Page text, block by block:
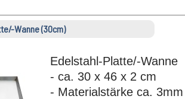
Wanne (30cm)
Edelstahl-Platte/-Wanne
- ca. 30 x 46 x 2 cm
- Materialstärke ca. 3mm